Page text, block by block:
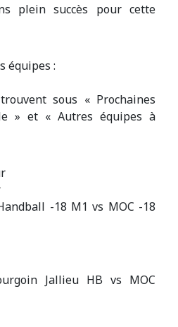
plein succès pour cette
équipes :
sous « Prochaines
» et « Autres équipes à
-18 M1 vs MOC -18
Jallieu HB vs MOC